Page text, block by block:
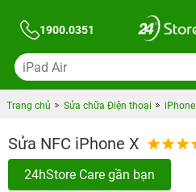
1900.0351
Trang chủ Sửa chữa Điện thoại iPhone
Sửa NFC iPhone X
24hStore Care gần bạn